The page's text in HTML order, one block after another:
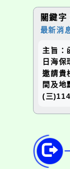
關鍵字
最新消
主旨：
日海
邀請貴
間及地
(三